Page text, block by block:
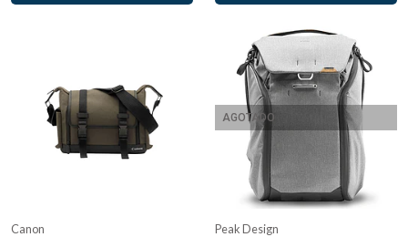
Canon
AGOTADO
Peak Design